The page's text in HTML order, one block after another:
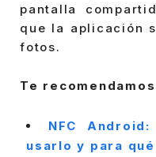
pantalla
que la aplicación
fotos.
Te
NFC
usarlo y para